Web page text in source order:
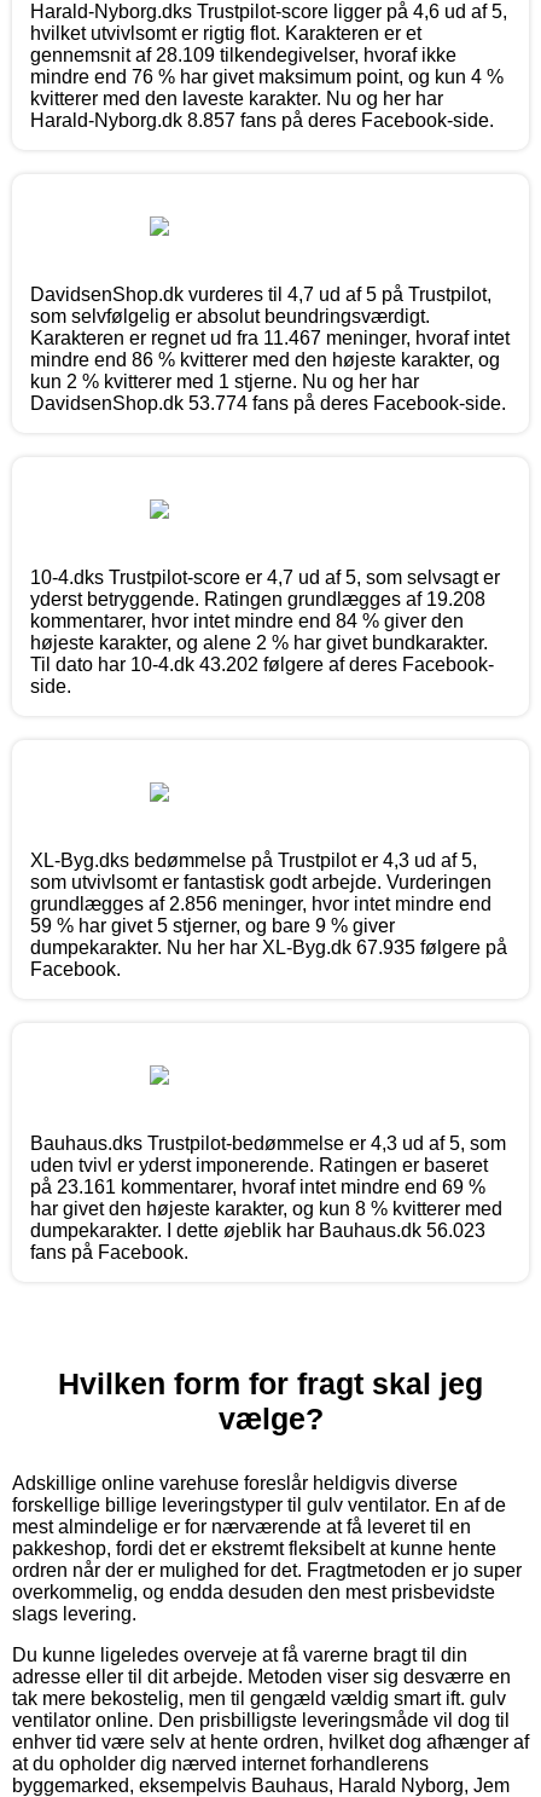
Harald-Nyborg.dks Trustpilot-score ligger på 4,6 ud af 5,
hvilket utvivlsomt er rigtig flot. Karakteren er et
gennemsnit af 28.109 tilkendegivelser, hvoraf ikke
mindre end 76 % har givet maksimum point, og kun 4 %
kvitterer med den laveste karakter. Nu og her har
Harald-Nyborg.dk 8.857 fans på deres Facebook-side.
DavidsenShop.dk vurderes til 4,7 ud af 5 på Trustpilot,
som selvfølgelig er absolut beundringsværdigt.
Karakteren er regnet ud fra 11.467 meninger, hvoraf intet
mindre end 86 % kvitterer med den højeste karakter, og
kun 2 % kvitterer med 1 stjerne. Nu og her har
DavidsenShop.dk 53.774 fans på deres Facebook-side.
10-4.dks Trustpilot-score er 4,7 ud af 5, som selvsagt er
yderst betryggende. Ratingen grundlægges af 19.208
kommentarer, hvor intet mindre end 84 % giver den
højeste karakter, og alene 2 % har givet bundkarakter.
Til dato har 10-4.dk 43.202 følgere af deres Facebook-
side.
XL-Byg.dks bedømmelse på Trustpilot er 4,3 ud af 5,
som utvivlsomt er fantastisk godt arbejde. Vurderingen
grundlægges af 2.856 meninger, hvor intet mindre end
59 % har givet 5 stjerner, og bare 9 % giver
dumpekarakter. Nu her har XL-Byg.dk 67.935 følgere på
Facebook.
Bauhaus.dks Trustpilot-bedømmelse er 4,3 ud af 5, som
uden tvivl er yderst imponerende. Ratingen er baseret
på 23.161 kommentarer, hvoraf intet mindre end 69 %
har givet den højeste karakter, og kun 8 % kvitterer med
dumpekarakter. I dette øjeblik har Bauhaus.dk 56.023
fans på Facebook.
Hvilken form for fragt skal jeg
vælge?
Adskillige online varehuse foreslår heldigvis diverse
forskellige billige leveringstyper til gulv ventilator. En af de
mest almindelige er for nærværende at få leveret til en
pakkeshop, fordi det er ekstremt fleksibelt at kunne hente
ordren når der er mulighed for det. Fragtmetoden er jo super
overkommelig, og endda desuden den mest prisbevidste
slags levering.
Du kunne ligeledes overveje at få varerne bragt til din
adresse eller til dit arbejde. Metoden viser sig desværre en
tak mere bekostelig, men til gengæld vældig smart ift. gulv
ventilator online. Den prisbilligste leveringsmåde vil dog til
enhver tid være selv at hente ordren, hvilket dog afhænger af
at du opholder dig nærved internet forhandlerens
byggemarked, eksempelvis Bauhaus, Harald Nyborg, Jem